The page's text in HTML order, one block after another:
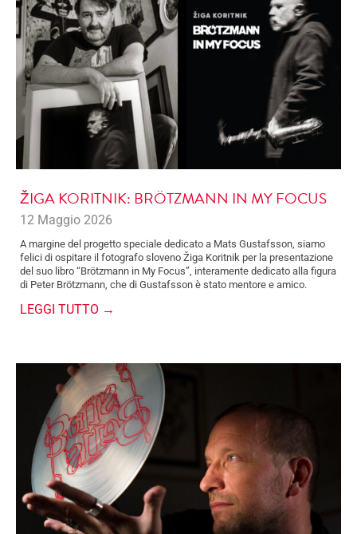
ŽIGA KORITNIK: BRÖTZMANN IN MY FOCUS
12 Maggio 2026
A margine del progetto speciale dedicato a Mats Gustafsson, siamo
felici di ospitare il fotografo sloveno Žiga Koritnik per la presentazione
del suo libro “Brötzmann in My Focus”, interamente dedicato alla figura
di Peter Brötzmann, che di Gustafsson è stato mentore e amico.
LEGGI TUTTO →